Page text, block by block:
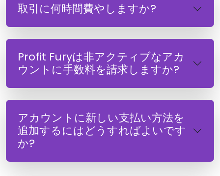
取引に何時間費やしますか?
Profit Furyは非アクティブなアカ
ウントに手数料を請求しますか?
アカウントに新しい支払い方法を
追加するにはどうすればよいです
か?